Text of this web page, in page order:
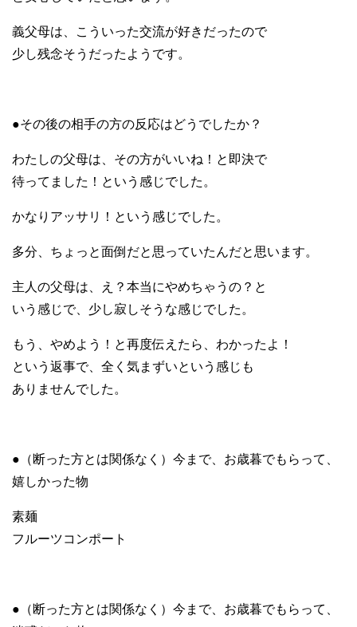
義父母は、こういった交流が好きだったので
少し残念そうだったようです。
●その後の相手の方の反応はどうでしたか？
わたしの父母は、その方がいいね！と即決で
待ってました！という感じでした。
かなりアッサリ！という感じでした。
多分、ちょっと面倒だと思っていたんだと思います。
主人の父母は、え？本当にやめちゃうの？と
いう感じで、少し寂しそうな感じでした。
もう、やめよう！と再度伝えたら、わかったよ！
という返事で、全く気まずいという感じも
ありませんでした。
●（断った方とは関係なく）今まで、お歳暮でもらって、
嬉しかった物
素麺
フルーツコンポート
●（断った方とは関係なく）今まで、お歳暮でもらって、